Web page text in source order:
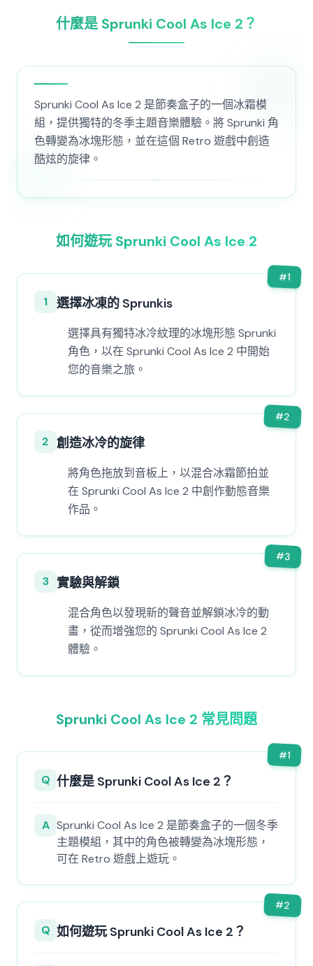
什麼是 Sprunki Cool As Ice 2？
Sprunki Cool As Ice 2 是節奏盒子的一個冰霜模
組，提供獨特的冬季主題音樂體驗。將 Sprunki 角
色轉變為冰塊形態，並在這個 Retro 遊戲中創造
酷炫的旋律。
如何遊玩 Sprunki Cool As Ice 2
#1
1 選擇冰凍的 Sprunkis
選擇具有獨特冰冷紋理的冰塊形態 Sprunki
角色，以在 Sprunki Cool As Ice 2 中開始
您的音樂之旅。
#2
2 創造冰冷的旋律
將角色拖放到音板上，以混合冰霜節拍並
在 Sprunki Cool As Ice 2 中創作動態音樂
作品。
#3
3 實驗與解鎖
混合角色以發現新的聲音並解鎖冰冷的動
畫，從而增強您的 Sprunki Cool As Ice 2
體驗。
Sprunki Cool As Ice 2 常見問題
#1
Q 什麼是 Sprunki Cool As Ice 2？
A Sprunki Cool As Ice 2 是節奏盒子的一個冬季
主題模組，其中的角色被轉變為冰塊形態，
可在 Retro 遊戲上遊玩。
#2
Q 如何遊玩 Sprunki Cool As Ice 2？